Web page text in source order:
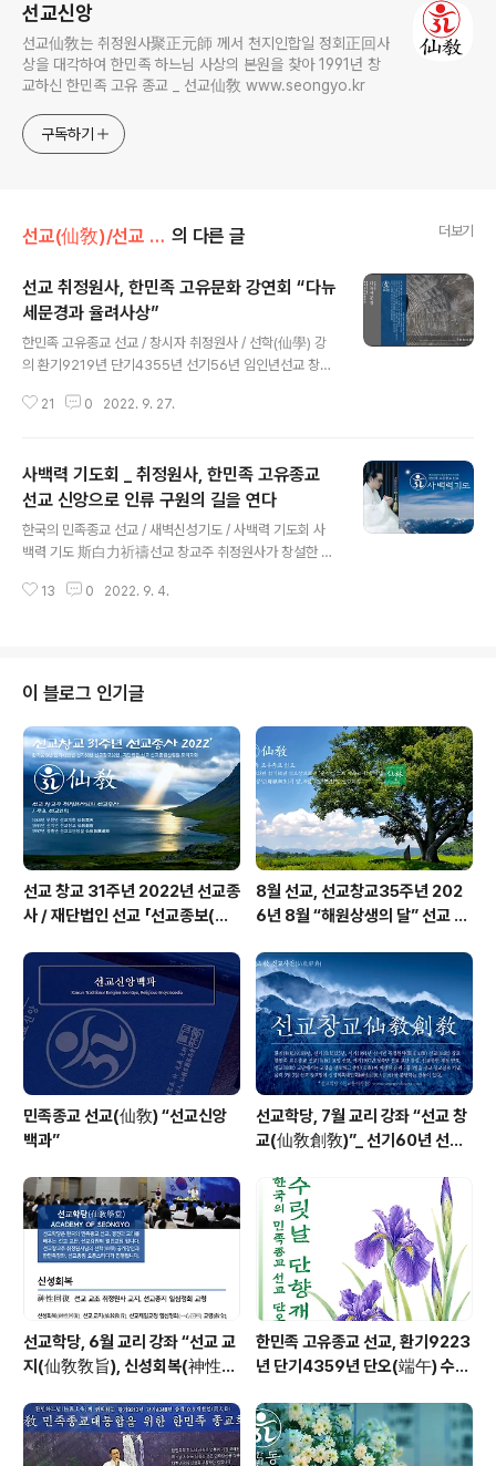
선교신앙
선교仙敎는 취정원사聚正元師 께서 천지인합일 정회正回사
상을 대각하여 한민족 하느님 사상의 본원을 찾아 1991년 창
교하신 한민족 고유 종교 _ 선교仙敎 www.seongyo.kr
구독하기
선교(仙敎)/선교 창교주 의 다른 글 더보기
선교 취정원사, 한민족 고유문화 강연회 “다뉴
세문경과 율려사상”
한민족 고유종교 선교 / 창시자 취정원사 / 선학(仙學) 강
의 환기9219년 단기4355년 선기56년 임인년선교 창시
문화유산 다뉴세문경(多鈕細文鏡)과 율려사상(律呂思
정원사님의 한민족 고유문화 강연 “다뉴세문경과 율려사
상”은 2022년 9월 25일에 이어 10월 3일 개천절에 영상
교화로 진행합니다. 선교총림 선림원에서 개최된 본 강연
회는 선교환인집부회 후원, 재단법인 선교 주최, 선교총림
선림원 주관으로 진행되었습니다. 음력 8월 15일 추석 추
향재에 입재한 “한민족 개천대제 율려의제” 참선수행 중인
21 0 2022. 9. 27.
사백력 기도회 _ 취정원사, 한민족 고유종교
선교 신앙으로 인류 구원의 길을 연다
한국의 민족종교 선교 / 새벽신성기도 / 사백력 기도회 사
백력 기도 斯白力祈禱선교 창교주 취정원사가 창설한 한
기도」 선교 창시자 취정원사, 《한민족 사백력 기도회》 창설
“새벽신성기도”에 근거한다.그 연원을 깊이 살펴볼 때에,
취정원사께서는 환기9185년 단기4321년 서기1988년
선기22년에 환인 상제(桓因上帝)님으로부터 선교 상왕
자 종위(宗位)와 천부인(天符印)을 교유받으사, 천일(千
日)의 일심정회(一心正回) 종지수행에 들어, 환기9188
년 단기4324년 서기1991년 선기25..
13 0 2022. 9. 4.
이 블로그 인기글
선교 창교 31주년 2022년 선교종
사 / 재단법인 선교 「선교종보(仙
8월 선교, 선교창교35주년 202
6년 8월 “해원상생의 달” 선교 법
민족종교 선교(仙敎) “선교신앙
백과”
선교학당, 7월 교리 강좌 “선교 창
교(仙敎創敎)”_ 선기60년 선교
선교학당, 6월 교리 강좌 “선교 교
지(仙敎敎旨), 신성회복(神性回
열린학당
한민족 고유종교 선교, 환기9223
년 단기4359년 단오(端午) 수릿
사님 신성교화법문